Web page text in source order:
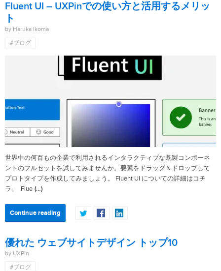
Fluent UI – UXPinでの使い方と活用するメリッ
ト
by Haruka Ikoma
#ブログ
世界中の何百もの企業で利用されるインタラクティブな既製コンポーネ
ントのフルセットを試してみませんか。要素をドラッグ＆ドロップして
プロトタイプを作成してみましょう。 Fluent UI についての詳細はコチ
ラ。 Flue (…)
Continue reading
優れた ウェブサイトデザイン トップ10
by UXPin
#ブログ